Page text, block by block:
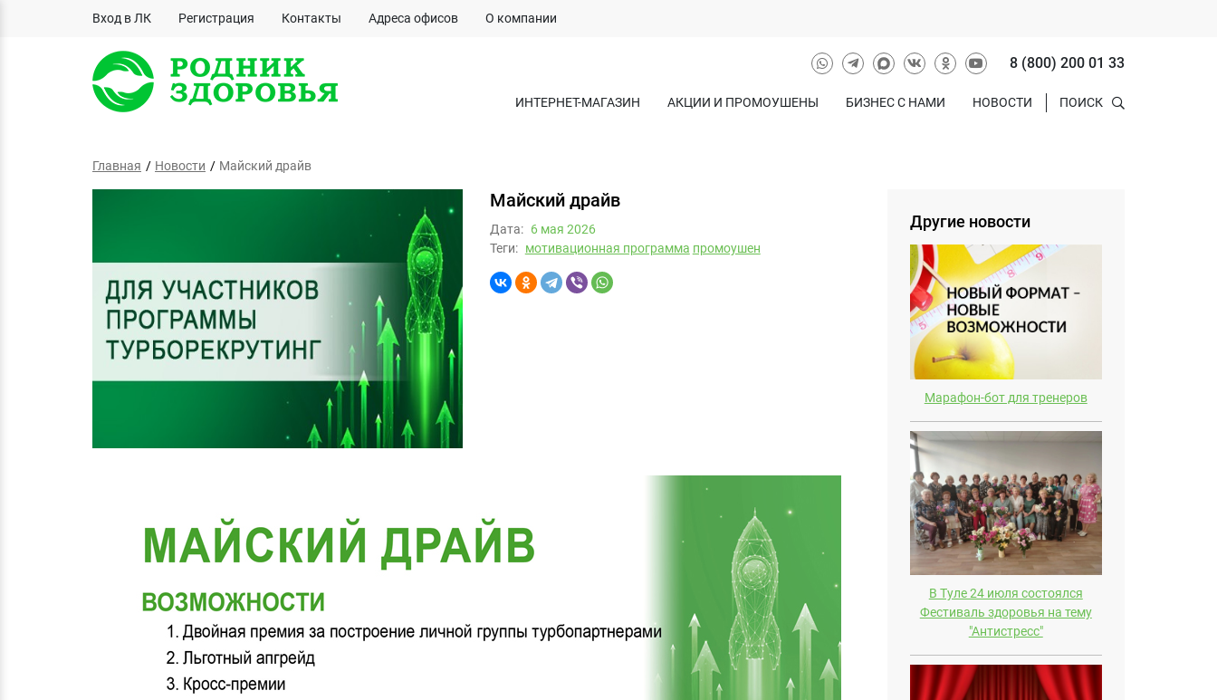
Вход в ЛК Регистрация Контакты Адреса офисов О компании
8 (800) 200 01 33
ИНТЕРНЕТ-МАГАЗИН АКЦИИ И ПРОМОУШЕНЫ БИЗНЕС С НАМИ НОВОСТИ ПОИСК
Главная Новости Майский драйв
Майский драйв
Дата: 6 мая 2026
Теги: мотивационная программа промоушен
Другие новости
Марафон-бот для тренеров
В Туле 24 июля состоялся
Фестиваль здоровья на тему
"Антистресс"